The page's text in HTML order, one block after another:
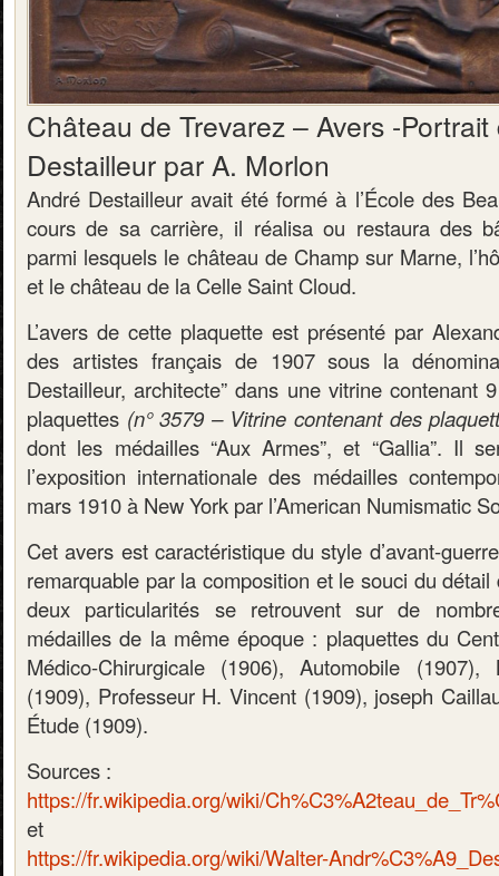
Château de Trevarez – Avers -Portrait
Destailleur par A. Morlon
André Destailleur avait été formé à l’École des
cours de sa carrière, il réalisa ou restaura des
parmi lesquels le château de Champ sur Marne,
et le château de la Celle Saint Cloud.
L’avers de cette plaquette est présenté par
des artistes français de 1907 sous la
Destailleur, architecte” dans une vitrine contenant
plaquettes (n° 3579 – Vitrine contenant des
dont les médailles “Aux Armes”, et “Gallia”. Il
l’exposition internationale des médailles
mars 1910 à New York par l’American Numismatic
Cet avers est caractéristique du style d’avant-
remarquable par la composition et le souci du détail
deux particularités se retrouvent sur de
médailles de la même époque : plaquettes du
Médico-Chirurgicale (1906), Automobile (1907),
(1909), Professeur H. Vincent (1909), joseph
Étude (1909).
Sources :
https://fr.wikipedia.org/wiki/
et
https://fr.wikipedia.org/wiki/Walter-